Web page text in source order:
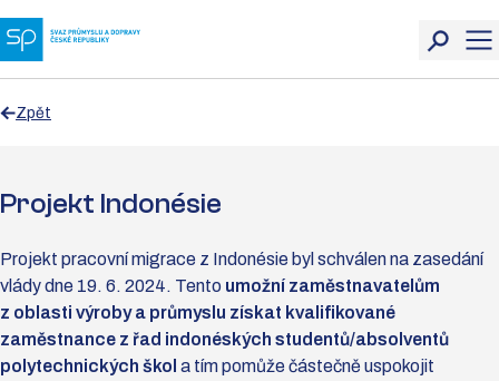
Zpět
Projekt Indonésie
Projekt pracovní migrace z Indonésie byl schválen na zasedání
vlády dne 19. 6. 2024. Tento umožní zaměstnavatelům
z oblasti výroby a průmyslu získat kvalifikované
zaměstnance z řad indonéských studentů/absolventů
polytechnických škol a tím pomůže částečně uspokojit